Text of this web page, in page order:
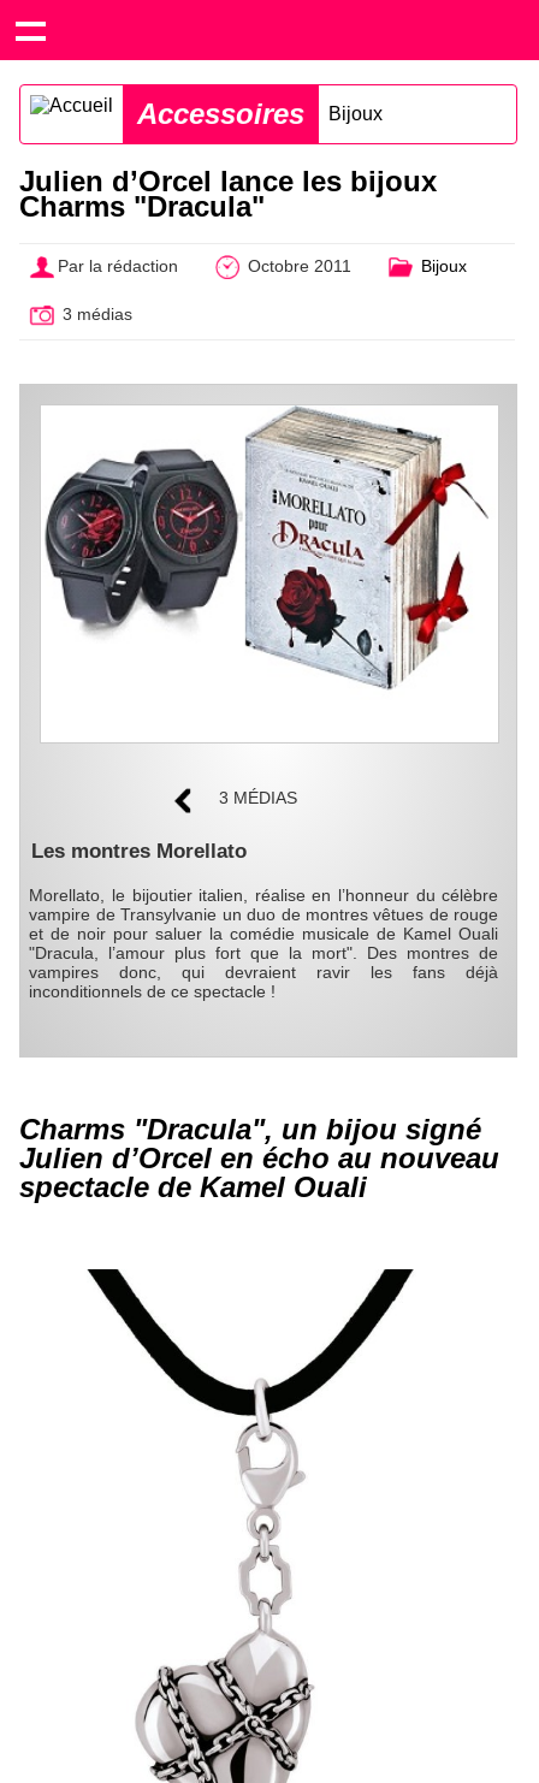
Accessoires Bijoux
Julien d’Orcel lance les bijoux
Charms "Dracula"
Par la rédaction Octobre 2011 Bijoux
3 médias
3 MÉDIAS
Les montres Morellato
Morellato, le bijoutier italien, réalise en l’honneur du célèbre
vampire de Transylvanie un duo de montres vêtues de rouge
et de noir pour saluer la comédie musicale de Kamel Ouali
"Dracula, l’amour plus fort que la mort". Des montres de
vampires donc, qui devraient ravir les fans déjà
inconditionnels de ce spectacle !
Charms "Dracula", un bijou signé
Julien d’Orcel en écho au nouveau
spectacle de Kamel Ouali